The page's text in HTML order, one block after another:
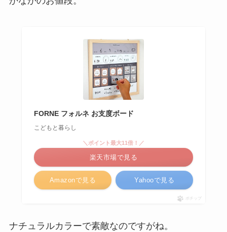
FORNE フォルネ お支度ボード
こどもと暮らし
Amazonで見る
＼ポイント最大11倍！／
楽天市場で見る
Yahooで見る
ポチップ
ナチュラルカラーで素敵なのですがね。